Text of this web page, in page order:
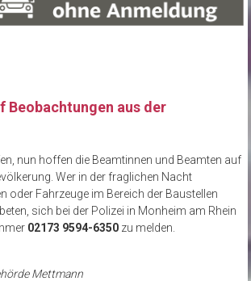
Beobachtungen aus der
nun hoffen die Beamtinnen und Beamten auf
Wer in der fraglichen Nacht
oder Fahrzeuge im Bereich der Baustellen
sich bei der Polizei in Monheim am Rhein
02173 9594-6350zu melden.
Mettmann